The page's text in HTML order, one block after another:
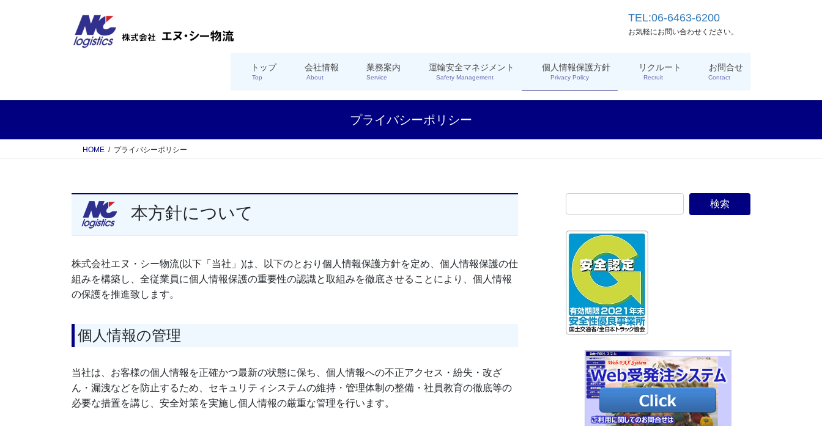
プ
動
TEL:06-6463-6200
お気軽にお問い合わせください。
トップ
Top
会社情報
About
業務案内
Service
運輸安全マネジメント
Safety Management
個人情報保護方針
Privacy Policy
リクルート
Recruit
お問合せ
Contact
プライバシーポリシー
HOME プライバシーポリシー
本方針について
株式会社エヌ・シー物流(以下「当社」)は、以下のとおり個人情報保護方針を定め、個人情報保護の仕
組みを構築し、全従業員に個人情報保護の重要性の認識と取組みを徹底させることにより、個人情報
の保護を推進致します。
個人情報の管理
当社は、お客様の個人情報を正確かつ最新の状態に保ち、個人情報への不正アクセス・紛失・改ざ
ん・漏洩などを防止するため、セキュリティシステムの維持・管理体制の整備・社員教育の徹底等の
必要な措置を講じ、安全対策を実施し個人情報の厳重な管理を行います。